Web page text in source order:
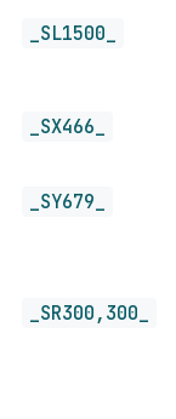
_SL1500_
_SX466_
_SY679_
_SR300,300_